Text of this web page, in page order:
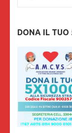
DONA IL TUO